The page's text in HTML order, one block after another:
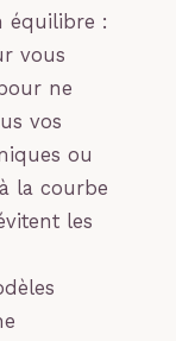
équilibre :
vous
ne
vos
ou
la courbe
les